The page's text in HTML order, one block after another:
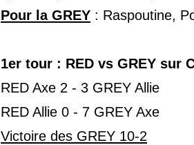
Pour la GREY : Raspoutine,
1er tour : RED vs GREY sur
RED Axe 2 - 3 GREY Allie
RED Allie 0 - 7 GREY Axe
Victoire des GREY 10-2